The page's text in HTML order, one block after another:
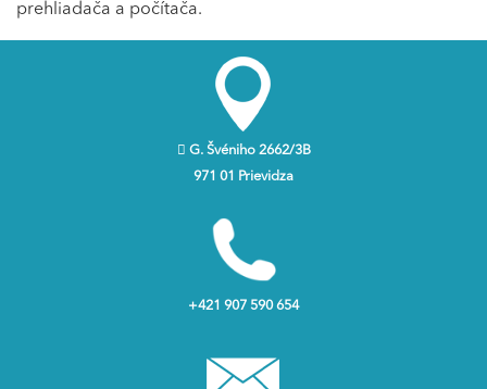
prehliadača a počítača.
G. Švéniho 2662/3B
971 01 Prievidza
+421 907 590 654